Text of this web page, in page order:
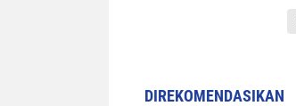
DIREKOMENDASIKAN